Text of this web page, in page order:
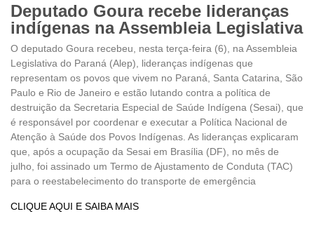
Deputado Goura recebe lideranças
indígenas na Assembleia Legislativa
O deputado Goura recebeu, nesta terça-feira (6), na Assembleia
Legislativa do Paraná (Alep), lideranças indígenas que
representam os povos que vivem no Paraná, Santa Catarina, São
Paulo e Rio de Janeiro e estão lutando contra a política de
destruição da Secretaria Especial de Saúde Indígena (Sesai), que
é responsável por coordenar e executar a Política Nacional de
Atenção à Saúde dos Povos Indígenas. As lideranças explicaram
que, após a ocupação da Sesai em Brasília (DF), no mês de
julho, foi assinado um Termo de Ajustamento de Conduta (TAC)
para o reestabelecimento do transporte de emergência
CLIQUE AQUI E SAIBA MAIS